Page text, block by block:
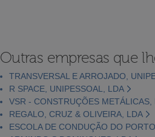
Outras empresas que
TRANSVERSAL E ARROJADO,
R SPACE, UNIPESSOAL, LDA
VSR - CONSTRUÇÕES METÁLICAS,
REGALO, CRUZ & OLIVEIRA, LDA
ESCOLA DE CONDUÇÃO DO